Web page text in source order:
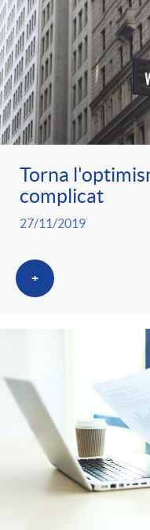
Torna
complicat
27/11/2019
+